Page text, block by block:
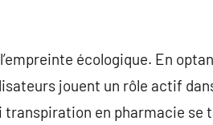
écologique. En
jouent un rôle actif
transpiration en pharmacie se